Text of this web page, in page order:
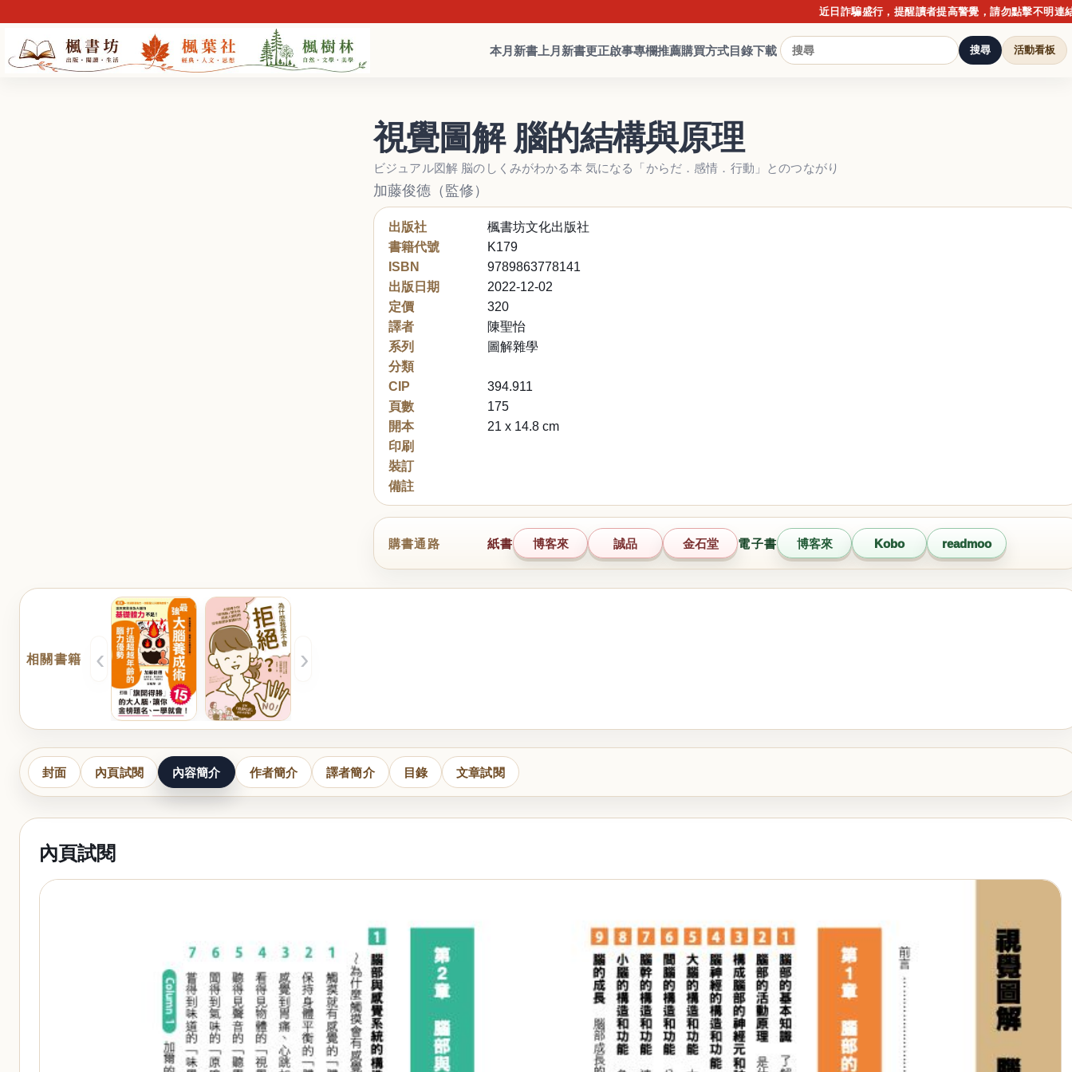
近日詐騙盛行，提醒讀者提高警覺，請勿點擊不明連結或提
本月新書 上月新書更正啟事專欄推薦購買方式目錄下載 搜尋 活動看板
視覺圖解 腦的結構與原理
ビジュアル図解 脳のしくみがわかる本 気になる「からだ．感情．行動」とのつながり
加藤俊德（監修）
出版社
楓書坊文化出版社
書籍代號
K179
ISBN
9789863778141
出版日期
2022-12-02
定價
320
譯者
陳聖怡
系列
圖解雜學
分類
CIP
394.911
頁數
175
開本
21 x 14.8 cm
印刷
裝訂
備註
購書通路 紙書 博客來 誠品 金石堂 電子書 博客來 Kobo readmoo
相關書籍 ‹ ›
封面 內頁試閱 內容簡介 作者簡介 譯者簡介 目錄 文章試閱
內頁試閱